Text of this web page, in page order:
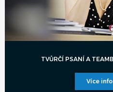
TVŮRČÍ PSANÍ A
Více